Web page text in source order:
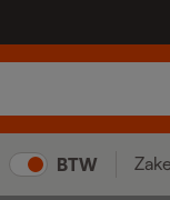
BTW